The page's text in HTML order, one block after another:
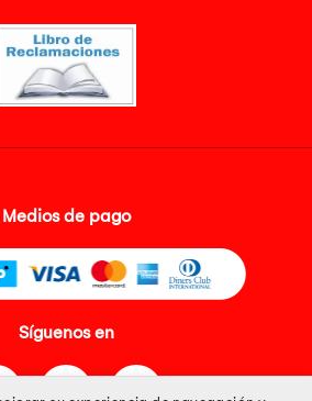
Medios de pago
Síguenos en